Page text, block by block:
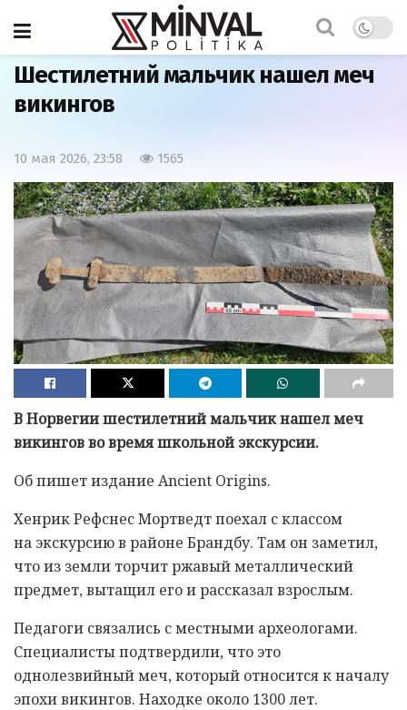
Главная
Шестилетний мальчик нашел меч
викингов
10 мая 2026, 23:58 1565
В Норвегии шестилетний мальчик нашел меч
викингов во время школьной экскурсии.
Об пишет издание Ancient Origins.
Хенрик Рефснес Мортведт поехал с классом
на экскурсию в районе Брандбу. Там он заметил,
что из земли торчит ржавый металлический
предмет, вытащил его и рассказал взрослым.
Педагоги связались с местными археологами.
Специалисты подтвердили, что это
однолезвийный меч, который относится к началу
эпохи викингов. Находке около 1300 лет.